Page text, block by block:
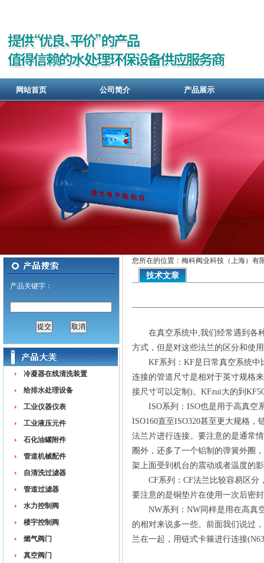
网站首页 公司简介 产品展示
产品关键字：
冷凝器在线清洗装置
给排水处理设备
工业仪器仪表
工业液压元件
石化油罐附件
管道机械配件
自清洗过滤器
管道过滤器
水力控制阀
楼宇控制阀
燃气阀门
真空阀门
您所在的位置：梅科阀业科技（上海）有
技术文章
在真空系统中,我们经常遇到各种
方式，但是对这些法兰的区分和使
KF系列：KF是日常真空系统中比
连接的管道尺寸是相对于英寸规格
接尺寸可以定制)。KFzui大的到
ISO系列：ISO也是用于高真空系
ISO160直至ISO320甚至更大规格
法兰片进行连接。要注意的是通常
圈外，还多了一个铝制的弹簧外圈
架上面受到机台的震动或者温度的
CF系列：CF法兰比较容易区分
要注意的是铜垫片在使用一次后密
NW系列：NW同样是用在高真空
的相对来说多一些。前面我们说过
兰在一起，用链式卡箍进行连接